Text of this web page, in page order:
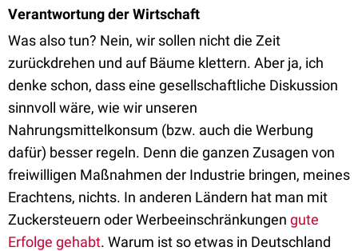
Verantwortung der Wirtschaft
Was also tun? Nein, wir sollen nicht die Zeit
zurückdrehen und auf Bäume klettern. Aber ja, ich
denke schon, dass eine gesellschaftliche Diskussion
sinnvoll wäre, wie wir unseren
Nahrungsmittelkonsum (bzw. auch die Werbung
dafür) besser regeln. Denn die ganzen Zusagen von
freiwilligen Maßnahmen der Industrie bringen, meines
Erachtens, nichts. In anderen Ländern hat man mit
Zuckersteuern oder Werbeeinschränkungen gute
Erfolge gehabt. Warum ist so etwas in Deutschland